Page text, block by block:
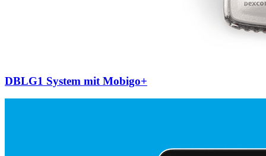
DBLG1 System mit Mobigo+